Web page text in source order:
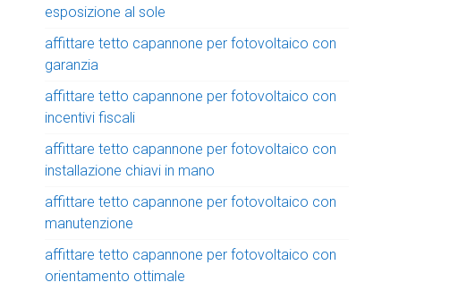
esposizione al sole
affittare tetto capannone per fotovoltaico con
garanzia
affittare tetto capannone per fotovoltaico con
incentivi fiscali
affittare tetto capannone per fotovoltaico con
installazione chiavi in mano
affittare tetto capannone per fotovoltaico con
manutenzione
affittare tetto capannone per fotovoltaico con
orientamento ottimale